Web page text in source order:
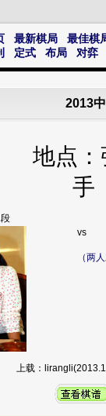
最新棋局
最佳棋
定式 布局 对弈
2013
地点
手
vs
（两
上载：